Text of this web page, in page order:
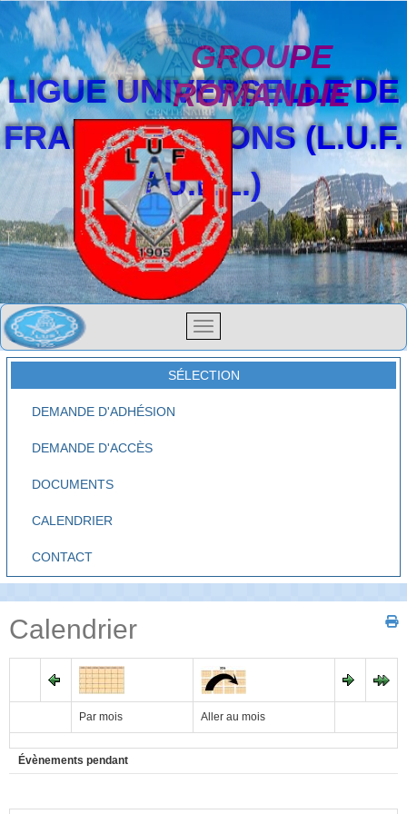
LIGUE UNIVERSELLE DE
FRANCS-MAÇONS (L.U.F.
/ U.F.L.)
GROUPE
ROMANDIE
SÉLECTION
DEMANDE D'ADHÉSION
DEMANDE D'ACCÈS
DOCUMENTS
CALENDRIER
CONTACT
Calendrier
Par mois Aller au mois
Évènements pendant